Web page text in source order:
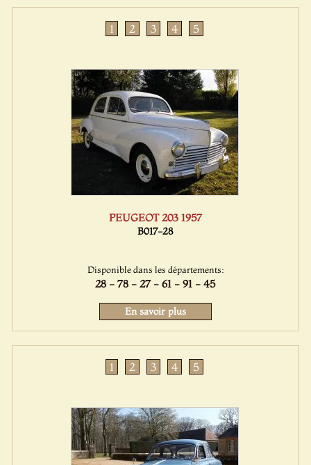
1 2 3 4 5
PEUGEOT 203 1957
B017-28
Disponible dans les départements:
28 - 78 - 27 - 61 - 91 - 45
En savoir plus
1 2 3 4 5